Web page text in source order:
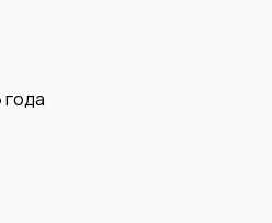
года